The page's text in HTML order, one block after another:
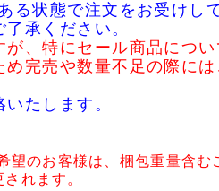
る状態で注文をお受けし
承ください。
、特にセール商品につ
完売や数量不足の際には
たします。
望のお客様は、梱包重量含む
れます。